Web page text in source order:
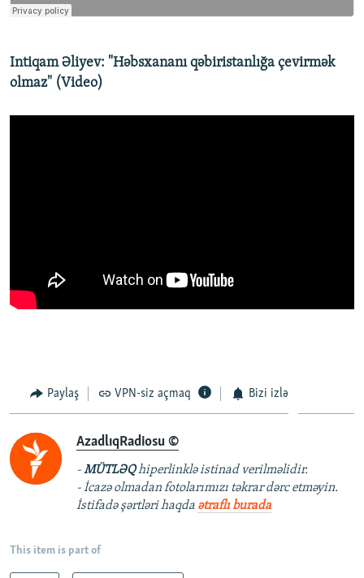
Intiqam Əliyev: "Həbsxananı qəbiristanlığa çevirmək
olmaz" (Video)
Paylaş VPN-siz açmaq Bizi izlə
AzadlıqRadiosu ©
-MÜTLƏQhiperlinklə istinad verilməlidir.
- İcazə olmadan fotolarımızı təkrar dərc etməyin.
İstifadə şərtləri haqda ətraflı burada
This item is part of